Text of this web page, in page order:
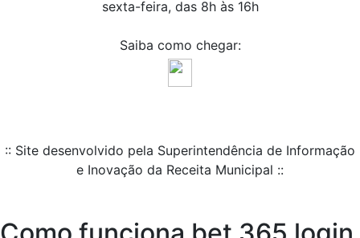
sexta-feira, das 8h às 16h
Saiba como chegar:
:: Site desenvolvido pela Superintendência de Informação
e Inovação da Receita Municipal ::